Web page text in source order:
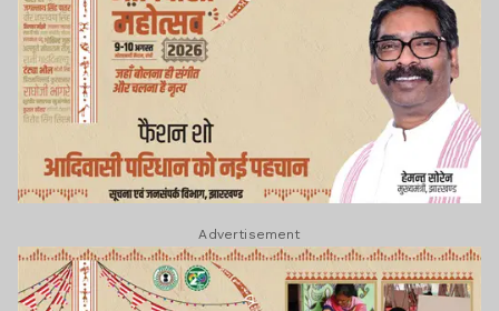
Advertisement